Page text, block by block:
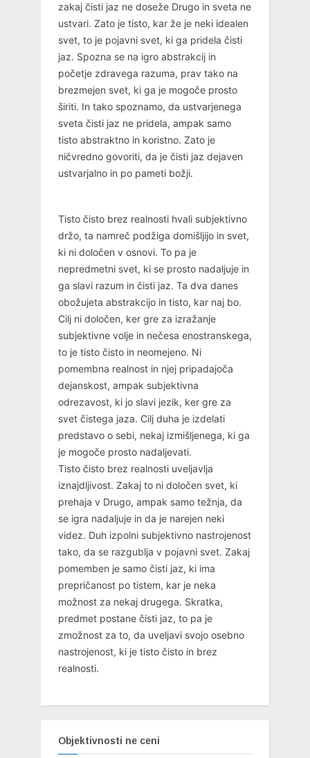
zakaj čisti jaz ne doseže Drugo in sveta ne
ustvari. Zato je tisto, kar že je neki idealen
svet, to je pojavni svet, ki ga pridela čisti
jaz. Spozna se na igro abstrakcij in
početje zdravega razuma, prav tako na
brezmejen svet, ki ga je mogoče prosto
širiti. In tako spoznamo, da ustvarjenega
sveta čisti jaz ne pridela, ampak samo
tisto abstraktno in koristno. Zato je
ničvredno govoriti, da je čisti jaz dejaven
ustvarjalno in po pameti božji.
Tisto čisto brez realnosti hvali subjektivno
držo, ta namreč podžiga domišljijo in svet,
ki ni določen v osnovi. To pa je
nepredmetni svet, ki se prosto nadaljuje in
ga slavi razum in čisti jaz. Ta dva danes
obožujeta abstrakcijo in tisto, kar naj bo.
Cilj ni določen, ker gre za izražanje
subjektivne volje in nečesa enostranskega,
to je tisto čisto in neomejeno. Ni
pomembna realnost in njej pripadajoča
dejanskost, ampak subjektivna
odrezavost, ki jo slavi jezik, ker gre za
svet čistega jaza. Cilj duha je izdelati
predstavo o sebi, nekaj izmišljenega, ki ga
je mogoče prosto nadaljevati.
Tisto čisto brez realnosti uveljavlja
iznajdljivost. Zakaj to ni določen svet, ki
prehaja v Drugo, ampak samo težnja, da
se igra nadaljuje in da je narejen neki
videz. Duh izpolni subjektivno nastrojenost
tako, da se razgublja v pojavni svet. Zakaj
pomemben je samo čisti jaz, ki ima
prepričanost po tistem, kar je neka
možnost za nekaj drugega. Skratka,
predmet postane čisti jaz, to pa je
zmožnost za to, da uveljavi svojo osebno
nastrojenost, ki je tisto čisto in brez
realnosti.
Objektivnosti ne ceni